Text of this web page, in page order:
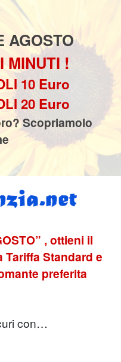
AGOSTO
MINUTI !
10 Euro
20 Euro
Scopriamolo
, ottieni il
Tariffa Standard e
preferita
con…